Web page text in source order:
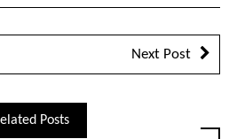
Next Post
Posts